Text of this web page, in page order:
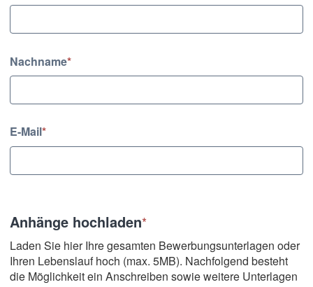
Nachname*
E-Mail*
Anhänge hochladen*
Laden Sie hier Ihre gesamten Bewerbungsunterlagen oder
Ihren Lebenslauf hoch (max. 5MB). Nachfolgend besteht
die Möglichkeit ein Anschreiben sowie weitere Unterlagen